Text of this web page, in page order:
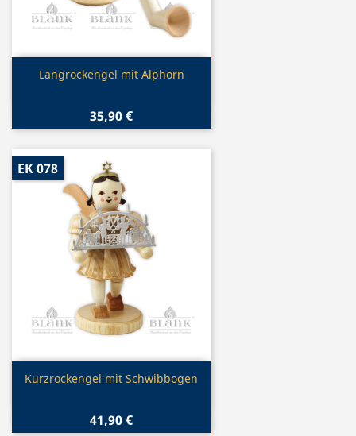
Vorschau
Langrockengel mit Alphorn
35,90 €
Vorschau
Kurzrockengel mit Schwibbogen
41,90 €
EK 078